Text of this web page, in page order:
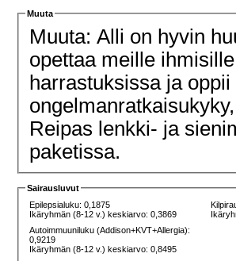
Muuta
Muuta: Alli on hyvin
opettaa meille
harrastuksissa ja
Reipas lenkki- ja
paketissa.
Sairausluvut
Epilepsialuku: 0,1875
Ikäryhmän (8-12 v.) keskiarvo: 0,3869
Autoimmuuniluku (Addison+KVT+Allergia):
0,9219
Ikäryhmän (8-12 v.) keskiarvo: 0,8495